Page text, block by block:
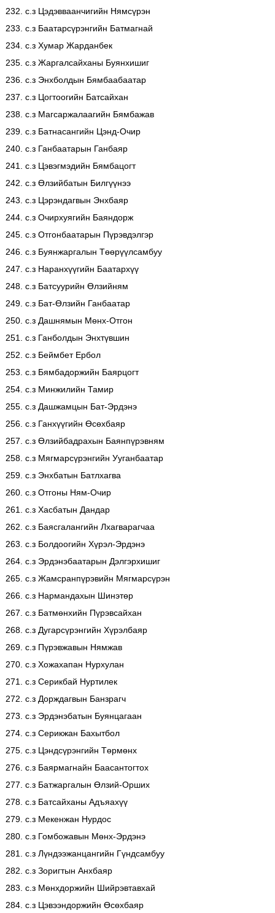
232. с.з Цэдэвваанчигийн Нямсүрэн
233. с.з Баатарсүрэнгийн Батмагнай
234. с.з Хумар Жарданбек
235. с.з Жаргалсайханы Буянхишиг
236. с.з Энхболдын Бямбаабаатар
237. с.з Цогтоогийн Батсайхан
238. с.з Магсаржалаагийн Бямбажав
239. с.з Батнасангийн Цэнд-Очир
240. с.з Ганбаатарын Ганбаяр
241. с.з Цэвэгмэдийн Бямбацогт
242. с.з Өлзийбатын Билгүүнээ
243. с.з Цэрэндагвын Энхбаяр
244. с.з Очирхуягийн Баяндорж
245. с.з Отгонбаатарын Пүрэвдэлгэр
246. с.з Буянжаргалын Төөрүүлсамбуу
247. с.з Наранхүүгийн Баатархүү
248. с.з Батсуурийн Өлзийням
249. с.з Бат-Өлзийн Ганбаатар
250. с.з Дашнямын Мөнх-Отгон
251. с.з Ганболдын Энхтүвшин
252. с.з Беймбет Ербол
253. с.з Бямбадоржийн Баярцогт
254. с.з Минжилийн Тамир
255. с.з Дашжамцын Бат-Эрдэнэ
256. с.з Ганхүүгийн Өсөхбаяр
257. с.з Өлзийбадрахын Баянпүрэвням
258. с.з Мягмарсүрэнгийн Ууганбаатар
259. с.з Энхбатын Батлхагва
260. с.з Отгоны Ням-Очир
261. с.з Хасбатын Дандар
262. с.з Баясгалангийн Лхагварагчаа
263. с.з Болдоогийн Хүрэл-Эрдэнэ
264. с.з Эрдэнэбаатарын Дэлгэрхишиг
265. с.з Жамсранпүрэвийн Мягмарсүрэн
266. с.з Нармандахын Шинэтөр
267. с.з Батмөнхийн Пүрэвсайхан
268. с.з Дугарсүрэнгийн Хүрэлбаяр
269. с.з Пүрэвжавын Нямжав
270. с.з Хожахапан Нурхулан
271. с.з Серикбай Нуртилек
272. с.з Дорждагвын Банзрагч
273. с.з Эрдэнэбатын Буянцагаан
274. с.з Серикжан Бахытбол
275. с.з Цэндсүрэнгийн Төрмөнх
276. с.з Баярмагнайн Баасантогтох
277. с.з Батжаргалын Өлзий-Орших
278. с.з Батсайханы Адъяахүү
279. с.з Мекенжан Нурдос
280. с.з Гомбожавын Мөнх-Эрдэнэ
281. с.з Лүндээжанцангийн Гүндсамбуу
282. с.з Зоригтын Анхбаяр
283. с.з Мөнхдоржийн Шийрэвтавхай
284. с.з Цэвээндоржийн Өсөхбаяр